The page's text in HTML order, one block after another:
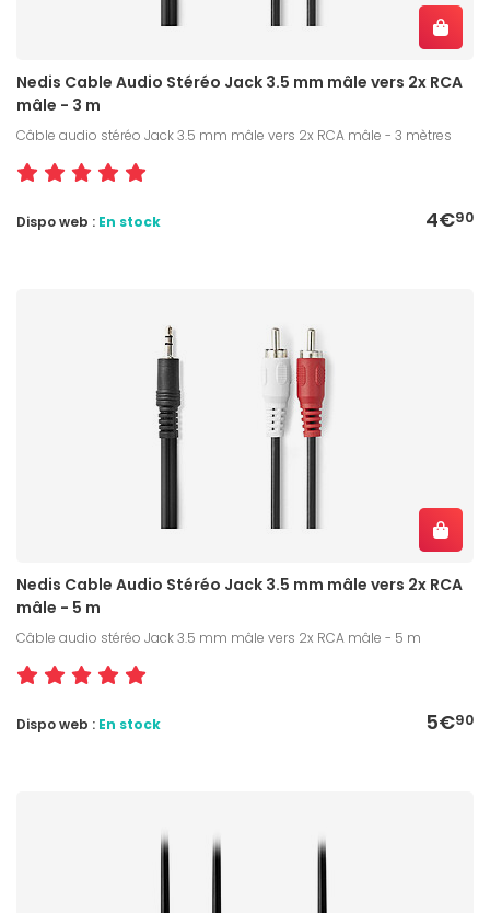
Nedis Cable Audio Stéréo Jack 3.5 mm mâle vers 2x RCA
mâle - 3 m
Câble audio stéréo Jack 3.5 mm mâle vers 2x RCA mâle - 3 mètres
4€90
Dispo web : En stock
Nedis Cable Audio Stéréo Jack 3.5 mm mâle vers 2x RCA
mâle - 5 m
Câble audio stéréo Jack 3.5 mm mâle vers 2x RCA mâle - 5 m
5€90
Dispo web : En stock